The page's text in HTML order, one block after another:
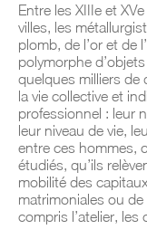
Entre les XIIIe et
villes, les
plomb, de l’or et de
polymorphe
quelques milliers de
la vie collective et
professionnel : leur
leur niveau de vie,
entre ces hommes,
étudiés, qu’ils
mobilité des
matrimoniales ou
compris l’atelier, les